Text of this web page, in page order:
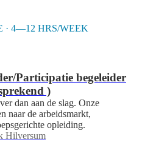
· 4—12 HRS/WEEK
Participatie begeleider
)
dan aan de slag. Onze
naar de arbeidsmarkt,
opleiding.
Hilversum